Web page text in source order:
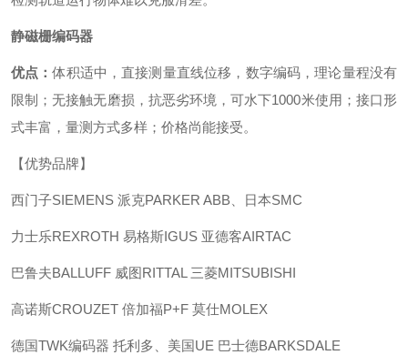
静磁栅编码器
优点：体积适中，直接测量直线位移，数字编码，理论量程没有
限制；无接触无磨损，抗恶劣环境，可水下1000米使用；接口形
式丰富，量测方式多样；价格尚能接受。
【优势品牌】
西门子SIEMENS 派克PARKER ABB、日本SMC
力士乐REXROTH 易格斯IGUS 亚德客AIRTAC
巴鲁夫BALLUFF 威图RITTAL 三菱MITSUBISHI
高诺斯CROUZET 倍加福P+F 莫仕MOLEX
德国TWK编码器 托利多、美国UE 巴士德BARKSDALE